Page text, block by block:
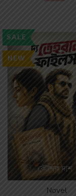
SALE
NEW
Novel